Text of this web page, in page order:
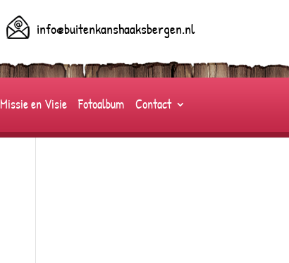
info@buitenkanshaaksbergen.nl
Missie en Visie Fotoalbum Contact